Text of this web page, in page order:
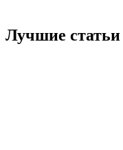
Лучшие статьи